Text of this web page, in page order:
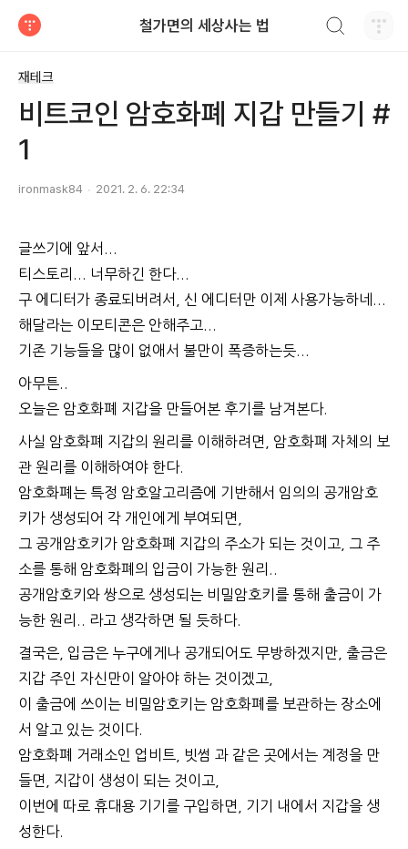
철가면의 세상사는 법
재테크
비트코인 암호화폐 지갑 만들기 #
1
ironmask84 2021. 2. 6. 22:34
글쓰기에 앞서...
티스토리... 너무하긴 한다...
구 에디터가 종료되버려서, 신 에디터만 이제 사용가능하네...
해달라는 이모티콘은 안해주고...
기존 기능들을 많이 없애서 불만이 폭증하는듯...
아무튼..
오늘은 암호화폐 지갑을 만들어본 후기를 남겨본다.
사실 암호화폐 지갑의 원리를 이해하려면, 암호화폐 자체의 보
관 원리를 이해하여야 한다.
암호화폐는 특정 암호알고리즘에 기반해서 임의의 공개암호
키가 생성되어 각 개인에게 부여되면,
그 공개암호키가 암호화폐 지갑의 주소가 되는 것이고,
그 주
소를 통해 암호화폐의 입금이 가능한 원리..
공개암호키와 쌍으로 생성되는 비밀암호키를 통해 출금이 가
능한 원리.. 라고 생각하면 될 듯하다.
결국은, 입금은 누구에게나 공개되어도 무방하겠지만, 출금은
지갑 주인 자신만이 알아야 하는 것이겠고,
이 출금에 쓰이는 비밀암호키는 암호화폐를 보관하는 장소에
서 알고 있는 것이다.
암호화폐 거래소인 업비트, 빗썸 과 같은 곳에서는 계정을 만
들면, 지갑이 생성이 되는 것이고,
이번에 따로 휴대용 기기를 구입하면, 기기 내에서 지갑을 생
성한다.